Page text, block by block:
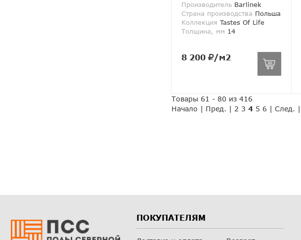
Производитель Barlinek
Страна производства Польша
Коллекция Tastes Of Life
Толщина, мм 14
8 200 /м2
Товары 61 - 80 из 416
Начало | Пред. | 2 3 4 5 6 | След. |
ПОКУПАТЕЛЯМ